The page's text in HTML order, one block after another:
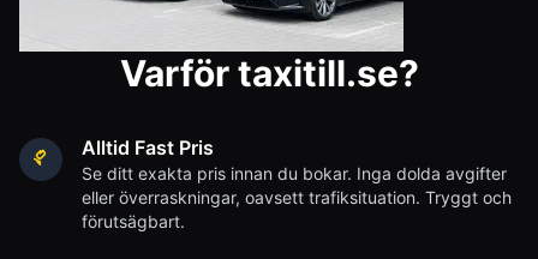
Varför taxitill.se?
Alltid Fast Pris
Se ditt exakta pris innan du bokar. Inga dolda avgifter
eller överraskningar, oavsett trafiksituation. Tryggt och
förutsägbart.